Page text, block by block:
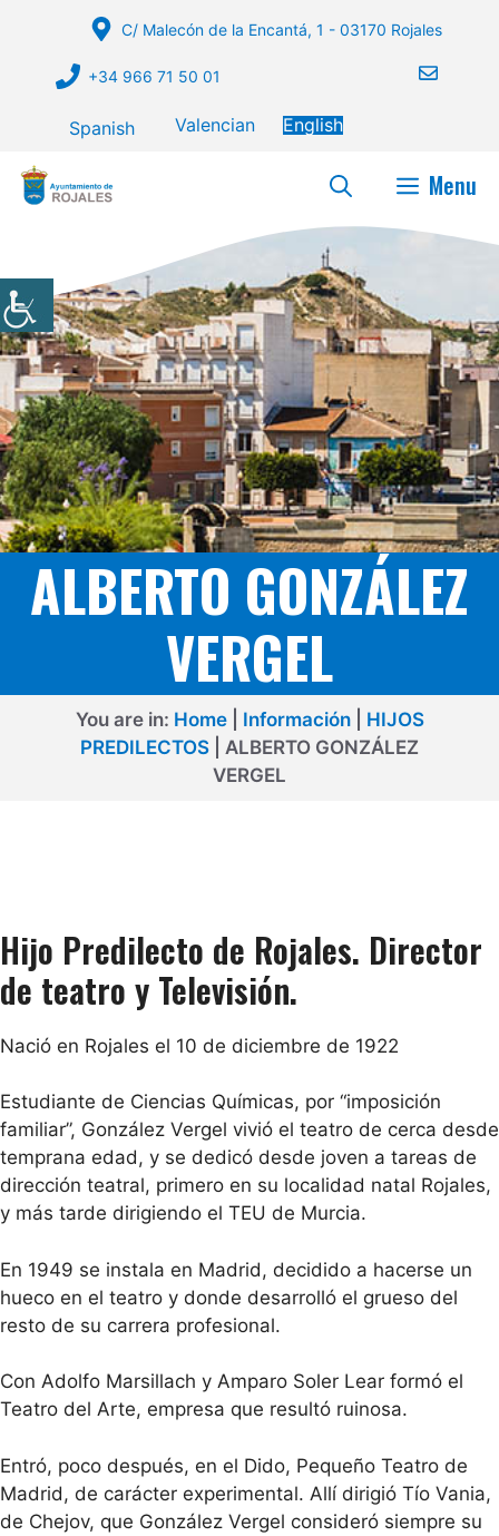
C/ Malecón de la Encantá, 1 - 03170 Rojales
+34 966 71 50 01
Spanish Valencian English
Menu
ALBERTO GONZÁLEZ
VERGEL
You are in: Home| Información| HIJOS
PREDILECTOS
ALBERTO GONZÁLEZ
VERGEL
Hijo Predilecto de Rojales. Director
de teatro y Televisión.
Nació en Rojales el 10 de diciembre de 1922
Estudiante de Ciencias Químicas, por “imposición
familiar”, González Vergel vivió el teatro de cerca desde
temprana edad, y se dedicó desde joven a tareas de
dirección teatral, primero en su localidad natal Rojales,
y más tarde dirigiendo el TEU de Murcia.
En 1949 se instala en Madrid, decidido a hacerse un
hueco en el teatro y donde desarrolló el grueso del
resto de su carrera profesional.
Con Adolfo Marsillach y Amparo Soler Lear formó el
Teatro del Arte, empresa que resultó ruinosa.
Entró, poco después, en el Dido, Pequeño Teatro de
Madrid, de carácter experimental. Allí dirigió Tío Vania,
de Chejov, que González Vergel consideró siempre su